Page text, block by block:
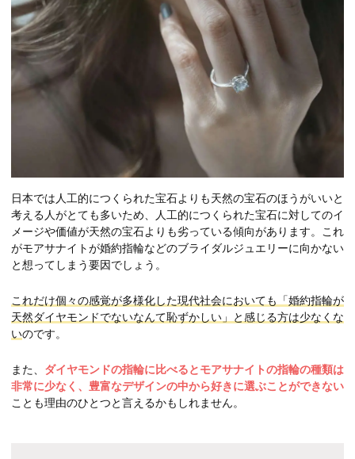
日本では人工的につくられた宝石よりも天然の宝石のほうがいいと
考える人がとても多いため、人工的につくられた宝石に対してのイ
メージや価値が天然の宝石よりも劣っている傾向があります。これ
がモアサナイトが婚約指輪などのブライダルジュエリーに向かない
と想ってしまう要因でしょう。
これだけ個々の感覚が多様化した現代社会においても「婚約指輪が
天然ダイヤモンドでないなんて恥ずかしい」と感じる方は少なくな
いのです。
また、 ダイヤモンドの指輪に比べるとモアサナイトの指輪の種類は
非常に少なく、豊富なデザインの中から好きに選ぶことができない
ことも理由のひとつと言えるかもしれません。